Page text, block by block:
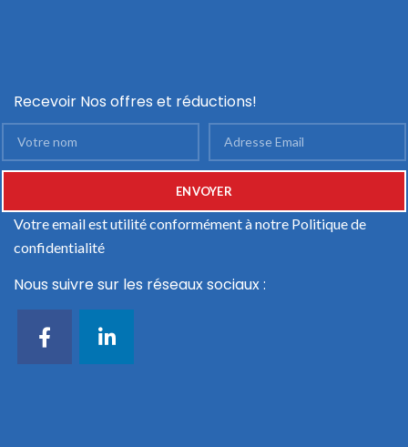
Recevoir Nos offres et réductions!
Votre email est utilité conformément à notre Politique de
confidentialité
Nous suivre sur les réseaux sociaux :